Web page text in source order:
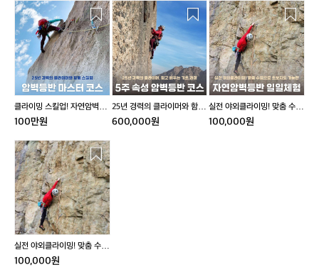
클
라
이
밍
스
킬
업!
자
연
암
벽
등
반
마
스
터
코
스
클라이밍 스킬업! 자연암벽등
반 마스터 코스
100만원
2
5
년
경
력
의
클
라
이
머
25년 경력의 클라이머와 함께
하는 5주 속성 야외암벽등반
600,000원
실
전
야
외
클
라
이
밍!
맞
춤
실전 야외클라이밍! 맞춤 수업
으로 초보자도 가능한 자연암
벽등반 일일체험
100,000원
실
전
야
외
클
라
이
밍!
맞
춤
실전 야외클라이밍! 맞춤 수업
으로 초보자도 가능한 자연암
벽등반 일일체험
100,000원